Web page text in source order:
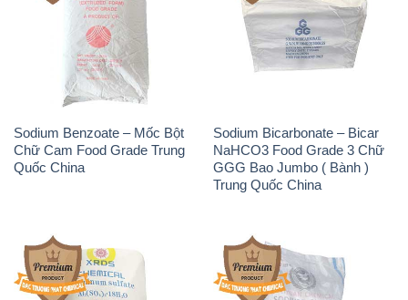
Sodium Benzoate – Mốc Bột
Chữ Cam Food Grade Trung
Quốc China
Sodium Bicarbonate – Bicar
NaHCO3 Food Grade 3 Chữ
GGG Bao Jumbo ( Bành )
Trung Quốc China